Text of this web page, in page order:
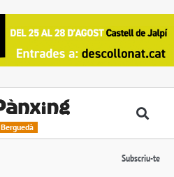
Berguedà
Subscriu-te